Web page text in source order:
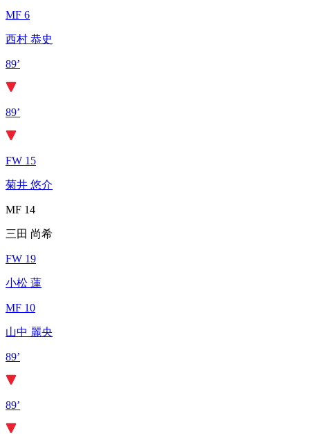
MF 6
西村 恭史
89’
89’
FW 15
菊井 悠介
MF 14
三田 尚希
FW 19
小松 蓮
MF 10
山中 麗央
89’
89’